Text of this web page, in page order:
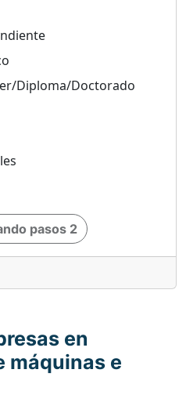
Diploma/Doctorado
pasos 2
en
máquinas e